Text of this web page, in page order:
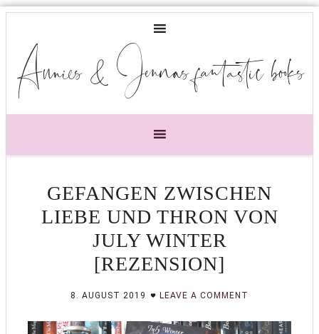
Annies & Jennas fantastic books
GEFANGEN ZWISCHEN
LIEBE UND THRON VON
JULY WINTER
[REZENSION]
8. AUGUST 2019 LEAVE A COMMENT